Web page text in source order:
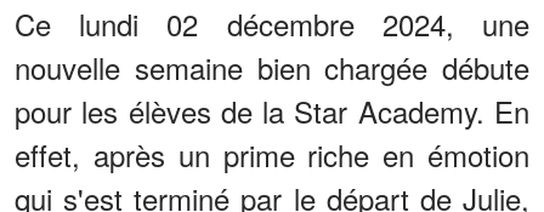
Ce lundi 02 décembre 2024, une
nouvelle semaine bien chargée débute
pour les élèves de la Star Academy. En
effet, après un prime riche en émotion
qui s'est terminé par le départ de Julie,